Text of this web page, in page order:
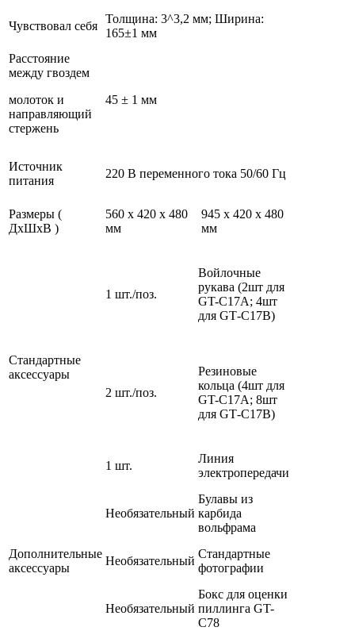
Чувствовал себя
Толщина: 3^3,2 мм; Ширина:
165±1 мм
Расстояние
между гвоздем
молоток и
направляющий
стержень
45 ± 1 мм
Источник
питания
220 В переменного тока 50/60 Гц
Размеры (
ДхШхВ )
560 х 420 х 480
мм
945 х 420 х 480
мм
Стандартные
аксессуары
1 шт./поз.
Войлочные
рукава (2шт для
GT-C17A; 4шт
для GТ-С17B)
2 шт./поз.
Резиновые
кольца (4шт для
GT-C17A; 8шт
для GТ-С17B)
1 шт.
Линия
электропередачи
Дополнительные
аксессуары
Необязательный
Булавы из
карбида
вольфрама
Необязательный
Стандартные
фотографии
Необязательный
Бокс для оценки
пиллинга GT-
C78